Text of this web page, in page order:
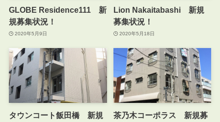
GLOBE Residence111 新
規募集状況！
2020年5月9日
Lion Nakaitabashi 新規
募集状況！
2020年5月18日
タウンコート飯田橋 新規
茶乃木コーポラス 新規募